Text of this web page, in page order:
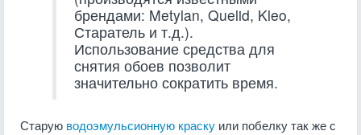
брендами: Metylan, Quelid, Kleo,
Старатель и т.д.).
Использование средства для
снятия обоев позволит
значительно сократить время.
Старую водоэмульсионную краску или побелку так же с